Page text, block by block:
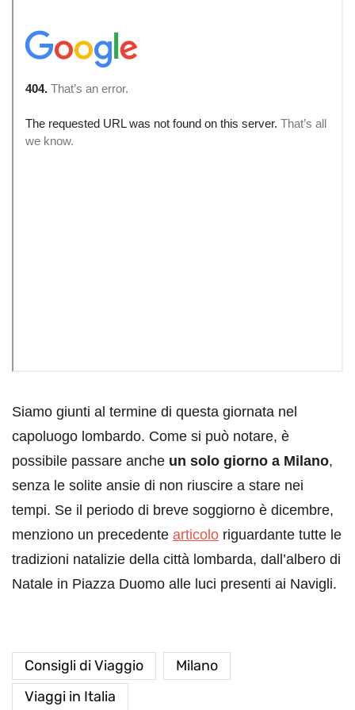
Siamo giunti al termine di questa giornata nel
capoluogo lombardo. Come si può notare, è
possibile passare anche un solo giorno a Milano,
senza le solite ansie di non riuscire a stare nei
tempi. Se il periodo di breve soggiorno è dicembre,
menziono un precedente articolo riguardante tutte le
tradizioni natalizie della città lombarda, dall’albero di
Natale in Piazza Duomo alle luci presenti ai Navigli.
Consigli di Viaggio
Milano
Viaggi in Italia